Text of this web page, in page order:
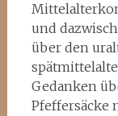
und
über den
Gedanken
Pfeffersäcke